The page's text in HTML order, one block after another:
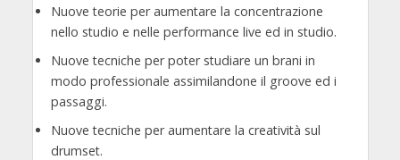
Nuove teorie per aumentare la concentrazione
nello studio e nelle performance live ed in studio.
Nuove tecniche per poter studiare un brani in
modo professionale assimilandone il groove ed i
passaggi.
Nuove tecniche per aumentare la creatività sul
drumset.